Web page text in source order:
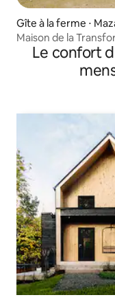
Gîte à la ferme ⋅
Maison de la
Le confort